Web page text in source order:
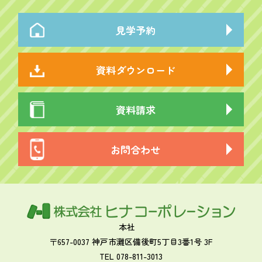
見学予約
資料ダウンロード
資料請求
お問合わせ
本社
〒657-0037 神戸市灘区備後町5丁目3番1号 3F
TEL 078-811-3013